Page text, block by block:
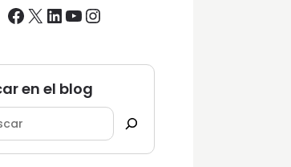
Facebook
X LinkedIn
YouTube
Instagram
en el blog